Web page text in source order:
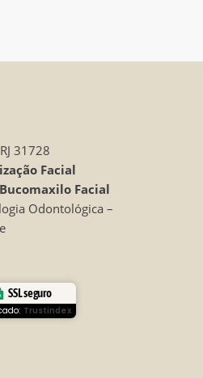
31728
Facial
Bucomaxilo Facial
Odontológica –
SSL seguro
Trustindex